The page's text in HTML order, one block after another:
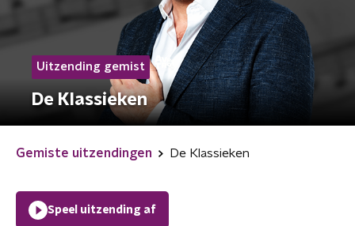
Uitzending gemist
De Klassieken
Gemiste uitzendingen De Klassieken
Speel uitzending af